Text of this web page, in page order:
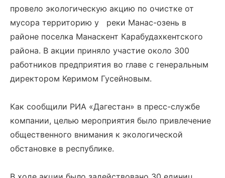
провело экологическую акцию по очистке от
мусора территорию у реки Манас-озень в
районе поселка Манаскент Карабудахкентского
района. В акции приняло участие около 300
работников предприятия во главе с генеральным
директором Керимом Гусейновым.
Как сообщили РИА «Дагестан» в пресс-службе
компании, целью мероприятия было привлечение
общественного внимания к экологической
обстановке в республике.